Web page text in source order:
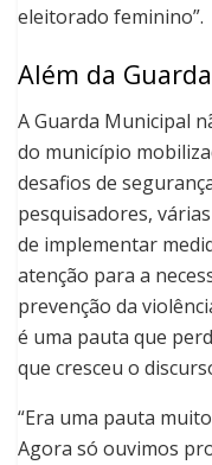
eleitorado feminino”.
Além da
A Guarda Municipal
do município
desafios de
pesquisadores,
de implementar
atenção para a
prevenção da
é uma pauta que
que cresceu o
“Era uma pauta
Agora só ouvimos